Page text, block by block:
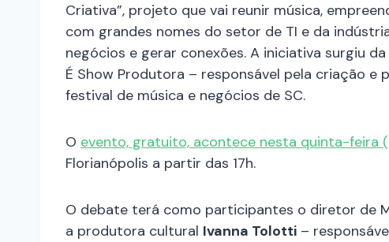
Criativa”, projeto que vai reunir música,
com grandes nomes do setor de TI e da
negócios e gerar conexões. A iniciativa surgiu
É Show Produtora – responsável pela criação e
festival de música e negócios de SC.
O evento, gratuito, acontece nesta quinta-feira
Florianópolis a partir das 17h.
O debate terá como participantes o diretor de
a produtora cultural Ivanna Tolotti –